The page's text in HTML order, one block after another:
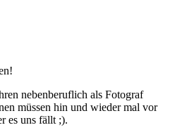
nebenberuflich als Fotograf
müssen hin und wieder mal vor
es uns fällt ;).